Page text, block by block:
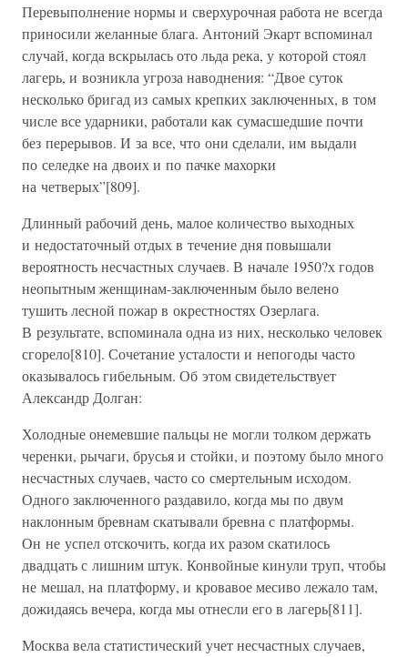
Перевыполнение нормы и сверхурочная работа не всегда
приносили желанные блага. Антоний Экарт вспоминал
случай, когда вскрылась ото льда река, у которой стоял
лагерь, и возникла угроза наводнения: “Двое суток
несколько бригад из самых крепких заключенных, в том
числе все ударники, работали как сумасшедшие почти
без перерывов. И за все, что они сделали, им выдали
по селедке на двоих и по пачке махорки
на четверых”[809].
Длинный рабочий день, малое количество выходных
и недостаточный отдых в течение дня повышали
вероятность несчастных случаев. В начале 1950?х годов
неопытным женщинам-заключенным было велено
тушить лесной пожар в окрестностях Озерлага.
В результате, вспоминала одна из них, несколько человек
сгорело[810]. Сочетание усталости и непогоды часто
оказывалось гибельным. Об этом свидетельствует
Александр Долган:
Холодные онемевшие пальцы не могли толком держать
черенки, рычаги, брусья и стойки, и поэтому было много
несчастных случаев, часто со смертельным исходом.
Одного заключенного раздавило, когда мы по двум
наклонным бревнам скатывали бревна с платформы.
Он не успел отскочить, когда их разом скатилось
двадцать с лишним штук. Конвойные кинули труп, чтобы
не мешал, на платформу, и кровавое месиво лежало там,
дожидаясь вечера, когда мы отнесли его в лагерь[811].
Москва вела статистический учет несчастных случаев,